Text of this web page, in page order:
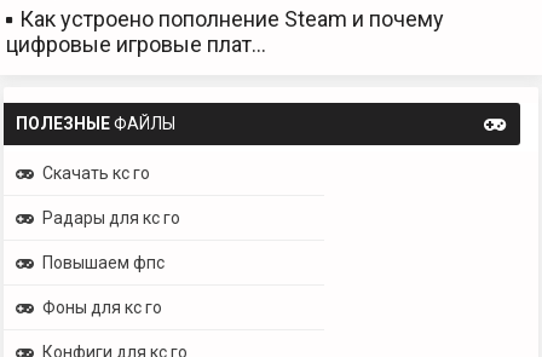
Как устроено пополнение Steam и почему
цифровые игровые плат…
ПОЛЕЗНЫЕФАЙЛЫ
Скачать кс го
Радары для кс го
Повышаем фпс
Фоны для кс го
Конфиги для кс го